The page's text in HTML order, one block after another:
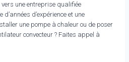
une entreprise qualifiée
d’expérience et une
une pompe à chaleur ou de poser
convecteur ? Faites appel à